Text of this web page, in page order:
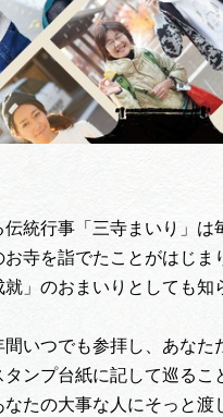
伝統行事「三寺まいり」
寺を詣でたことがはじ
」のおまいりとしても知
間いつでも参拝し、あな
ンプ台紙に記して巡る
たの大事な人にそっと